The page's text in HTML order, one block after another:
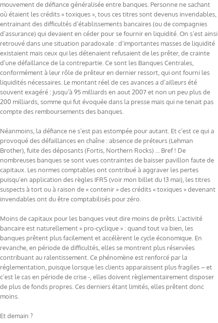
mouvement de défiance généralisée entre banques. Personne ne sachant
où étaient les crédits « toxiques », tous ces titres sont devenus invendables,
entrainant des difficultés d’établissements bancaires (ou de compagnies
d’assurance) qui devaient en céder pour se fournir en liquidité. On s’est ainsi
retrouvé dans une situation paradoxale : d’importantes masses de liquidité
existaient mais ceux qui les détenaient refusaient de les prêter, de crainte
d’une défaillance de la contrepartie. Ce sont les Banques Centrales,
conformément à leur rôle de prêteur en dernier ressort, qui ont fourni les
liquidités nécessaires. Le montant réel de ces avances a d’ailleurs été
souvent exagéré : jusqu’à 95 milliards en aout 2007 et non un peu plus de
200 milliards, somme qui fut évoquée dans la presse mais qui ne tenait pas
compte des remboursements des banques.
Néanmoins, la défiance ne s’est pas estompée pour autant. Et c’est ce qui a
provoqué des défaillances en chaîne : absence de préteurs (Lehman
Brother), fuite des déposants (Fortis, Northern Rocks) … Bref ! De
nombreuses banques se sont vues contraintes de baisser pavillon faute de
capitaux. Les normes comptables ont contribué à aggraver les pertes
puisqu’en application des règles IFRS (voir mon billet du 13 mai), les titres
suspects à tort ou à raison de « contenir » des crédits « toxiques » devenant
invendables ont du être comptabilisés pour zéro.
Moins de capitaux pour les banques veut dire moins de prêts. L’activité
bancaire est naturellement « pro-cyclique » : quand tout va bien, les
banques prêtent plus facilement et accélèrent le cycle économique. En
revanche, en période de difficultés, elles se montrent plus réservées
contribuant au ralentissement. Ce phénomène est renforcé par la
réglementation, puisque lorsque les clients apparaissent plus fragiles – et
c’est le cas en période de crise -, elles doivent règlementairement disposer
de plus de fonds propres. Ces derniers étant limités, elles prêtent donc
moins.
Et demain ?